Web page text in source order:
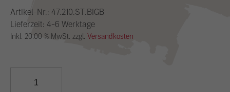
Artikel-Nr.: 47.210.ST.BIGB
Lieferzeit: 4-6 Werktage
Inkl. 20.00 % MwSt. zzgl. Versandkosten